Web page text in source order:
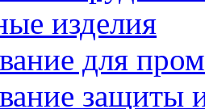
изделия
для
защиты